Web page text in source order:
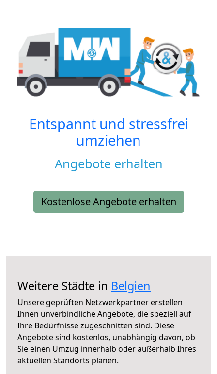
Entspannt und stressfrei
umziehen
Angebote erhalten
Kostenlose Angebote erhalten
Weitere Städte in Belgien
Unsere geprüften Netzwerkpartner erstellen
Ihnen unverbindliche Angebote, die speziell auf
Ihre Bedürfnisse zugeschnitten sind. Diese
Angebote sind kostenlos, unabhängig davon, ob
Sie einen Umzug innerhalb oder außerhalb Ihres
aktuellen Standorts planen.